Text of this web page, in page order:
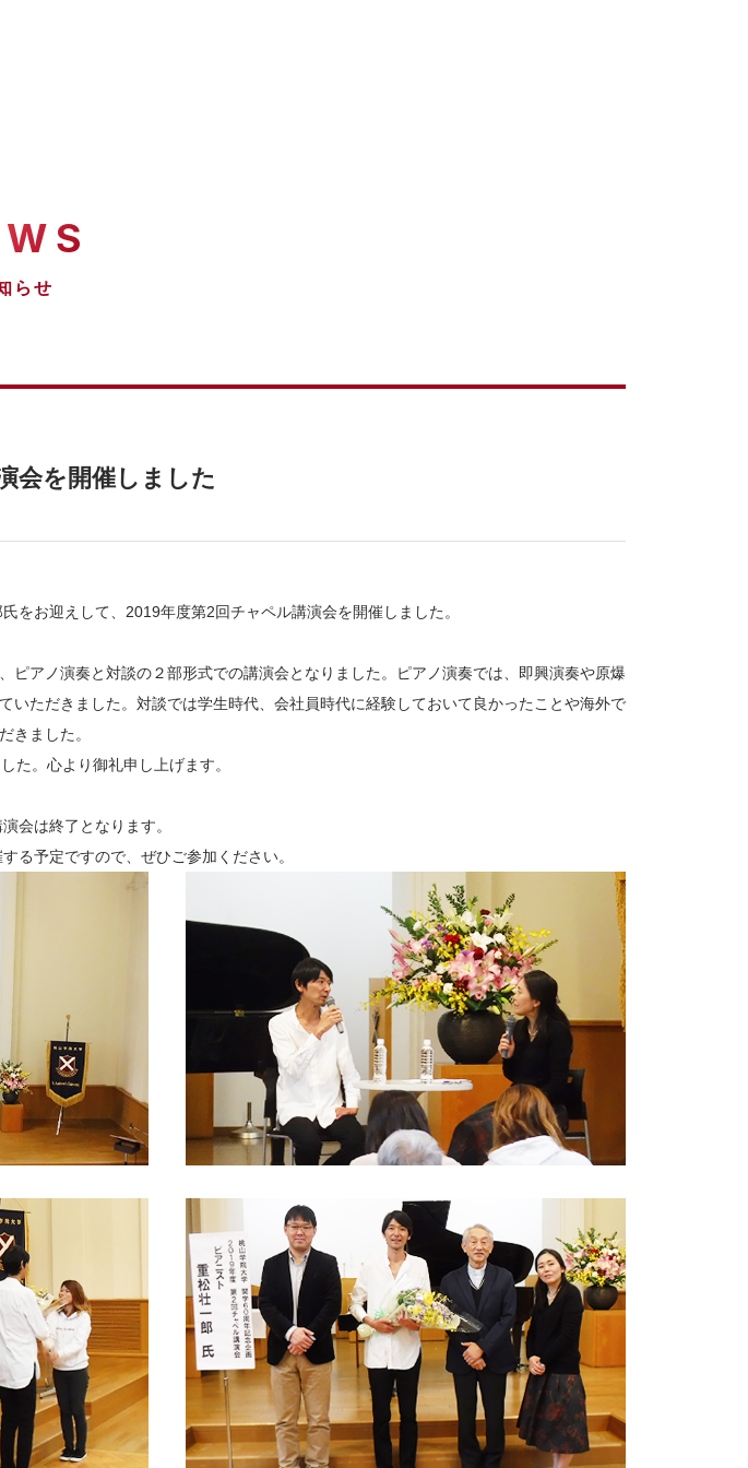
らせ
会を開催しました
をお迎えして、2019年度第2回チャペル講演会を開催しました。
ピアノ演奏と対談の２部形式での講演会となりました。ピアノ演奏では、即興演奏や原爆
いただきました。対談では学生時代、会社員時代に経験しておいて良かったことや海外で
きました。
た。心より御礼申し上げます。
会は終了となります。
る予定ですので、ぜひご参加ください。